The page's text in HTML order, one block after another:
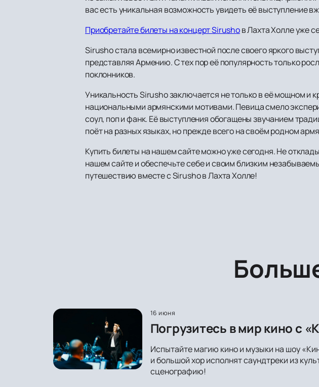
вас есть уникальная возможность увидеть её выступление
Приобретайте билеты на концерт Sirushoв Лахта Холле уже
Sirusho стала всемирно известной после своего яркого
представляя Армению. С тех пор её популярность только
поклонников.
Уникальность Sirusho заключается не только в её мощном и
национальными армянскими мотивами. Певица смело
соул, поп и фанк. Её выступления обогащены звучанием
поёт на разных языках, но прежде всего на своём родном
Купить билеты на нашем сайте можно уже сегодня. Не
нашем сайте и обеспечьте себе и своим близким
путешествию вместе с Sirusho в Лахта Холле!
16 июня
Погрузитесь в мир кино с
Испытайте магию кино и музыки на шоу
и большой хор исполнят саундтреки из
сценографию!